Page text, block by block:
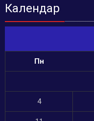
Календар
Пн
4